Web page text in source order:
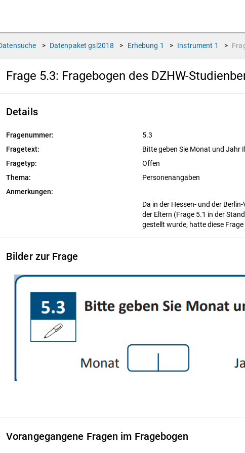
> Datenpaket gsl2018 > Erhebung 1 > Instrument 1 >
Frage 5.3: Fragebogen des DZHW-
Details
Fragenummer:
5.3
Fragetext:
Bitte geben Sie Monat und Jahr
Fragetyp:
Offen
Thema:
Personenangaben
Anmerkungen:
Da in der Hessen- und der
der Eltern (Frage 5.1 in der
gestellt wurde, hatte diese
Bilder zur Frage
Vorangegangene Fragen im Fragebogen